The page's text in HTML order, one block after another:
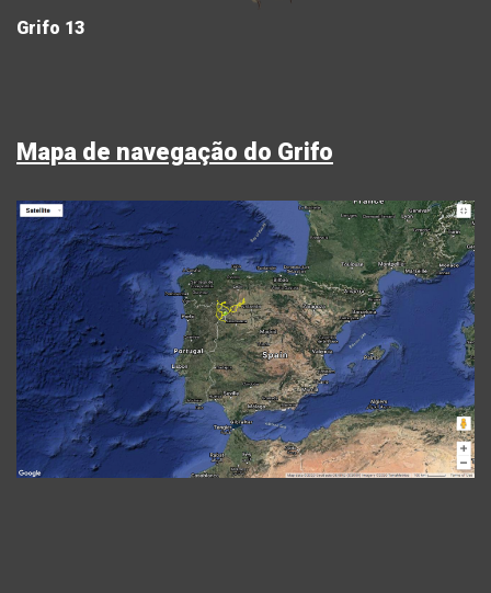
Grifo 13
Mapa de navegação do Grifo